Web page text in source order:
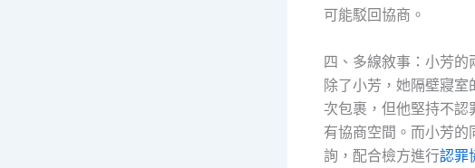
可能駁回協商。
四、多線敘事：小芳的
除了小芳，她隔壁寢
次包裹，但他堅持不認
有協商空間。而小芳
詢，配合檢方進行認罪